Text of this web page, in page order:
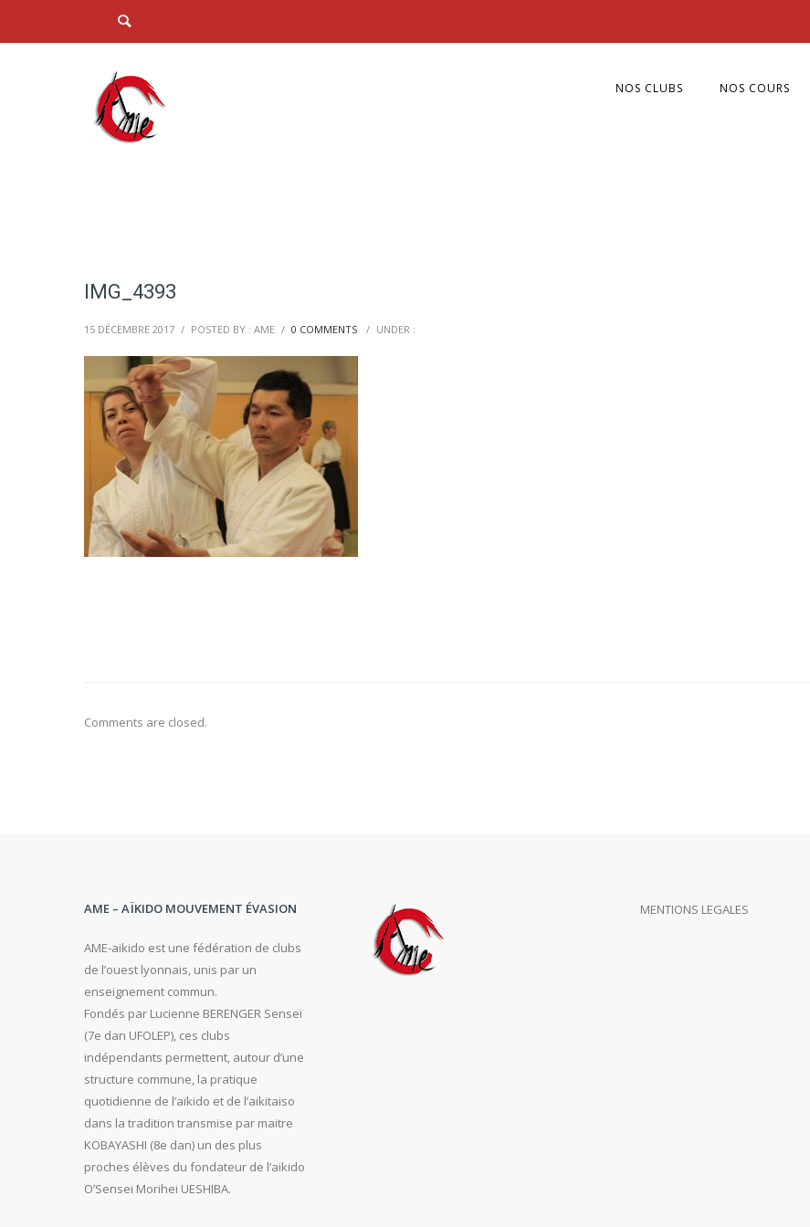
NOS CLUBS NOS COURS
IMG_4393
15 DÉCEMBRE 2017 / POSTED BY : AME / 0 COMMENTS / UNDER :
Comments are closed.
AME – AÏKIDO MOUVEMENT ÉVASION
AME-aikido est une fédération de clubs
de l’ouest lyonnais, unis par un
enseignement commun.
Fondés par Lucienne BERENGER Senseï
(7e dan UFOLEP), ces clubs
indépendants permettent, autour d’une
structure commune, la pratique
quotidienne de l’aïkido et de l’aikitaiso
dans la tradition transmise par maitre
KOBAYASHI (8e dan) un des plus
proches élèves du fondateur de l’aikido
O’Sensei Morihei UESHIBA.
MENTIONS LEGALES